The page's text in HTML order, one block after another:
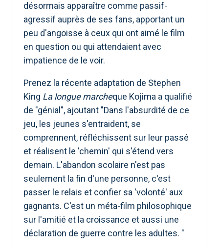
désormais apparaître comme passif-
agressif auprès de ses fans, apportant un
peu d'angoisse à ceux qui ont aimé le film
en question ou qui attendaient avec
impatience de le voir.
Prenez la récente adaptation de Stephen
King La longue marcheque Kojima a qualifié
de "génial", ajoutant "Dans l'absurdité de ce
jeu, les jeunes s'entraident, se
comprennent, réfléchissent sur leur passé
et réalisent le 'chemin' qui s'étend vers
demain. L'abandon scolaire n'est pas
seulement la fin d'une personne, c'est
passer le relais et confier sa 'volonté' aux
gagnants. C'est un méta-film philosophique
sur l'amitié et la croissance et aussi une
déclaration de guerre contre les adultes. "